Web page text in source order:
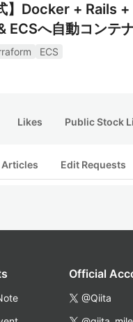
】Docker + Rails
ECSへ自動コンテ
ECS
Likes Public Stock
Edit Requests
Official
@Qiita